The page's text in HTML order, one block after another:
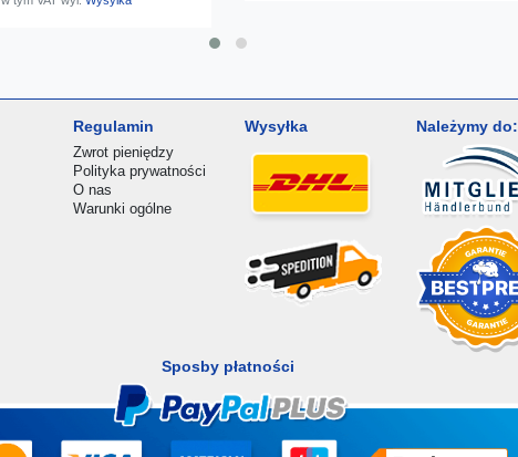
Regulamin
Zwrot pieniędzy
Polityka prywatności
O nas
Warunki ogólne
Wysyłka Należymy do:
Sposby płatności